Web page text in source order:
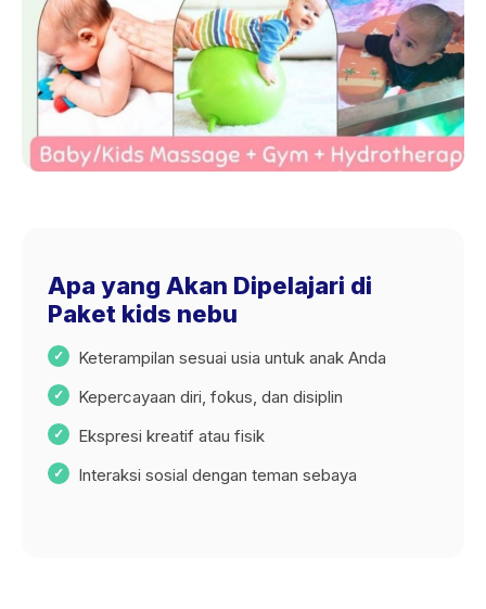
Apa yang Akan Dipelajari di
Paket kids nebu
Keterampilan sesuai usia untuk anak Anda
Kepercayaan diri, fokus, dan disiplin
Ekspresi kreatif atau fisik
Interaksi sosial dengan teman sebaya